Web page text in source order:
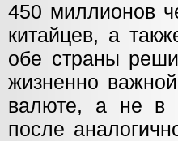
450 миллионов
китайцев, а
обе страны
жизненно
валюте, а не в
после